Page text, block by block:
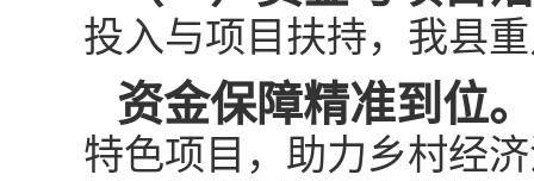
投入与项目扶持，我县
资金保障精准到位。
特色项目，助力乡村经